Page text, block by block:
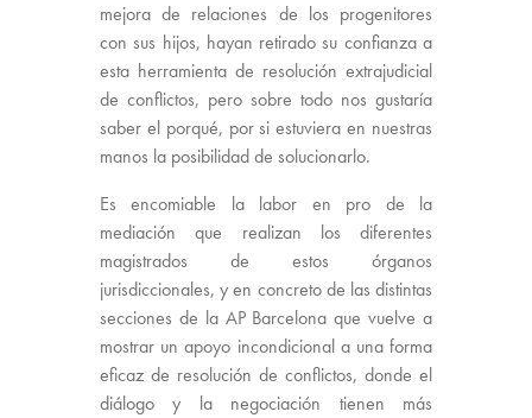
mejora de relaciones de los progenitores
con sus hijos, hayan retirado su confianza a
esta herramienta de resolución extrajudicial
de conflictos, pero sobre todo nos gustaría
saber el porqué, por si estuviera en nuestras
manos la posibilidad de solucionarlo.
Es encomiable la labor en pro de la
mediación que realizan los diferentes
magistrados de estos órganos
jurisdiccionales, y en concreto de las distintas
secciones de la AP Barcelona que vuelve a
mostrar un apoyo incondicional a una forma
eficaz de resolución de conflictos, donde el
diálogo y la negociación tienen más